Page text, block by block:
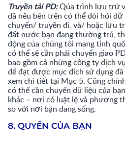
Truyền tải PD:Qúa trình lưu trữ
đã nêu bên trên có thể đòi hỏi
chuyển/ truyền đi, và/ hoặc lưu
đất nước bạn đang thường trú,
động của chúng tôi mang tính
có thể sẽ cần phải chuyển giao
bao gồm cả những công ty dịch
để đạt được mục đích sử dụng
xem chi tiết tại Mục 5. Cũng
có thể cần chuyển dữ liệu của
khác – nơi có luật lệ và phương
so với nơi bạn đang sống.
8. QUYỀN CỦA BẠN